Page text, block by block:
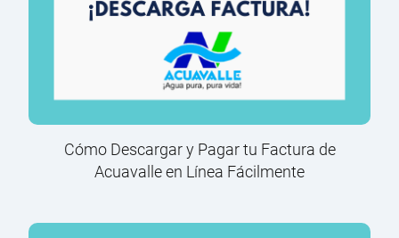
Cómo Descargar y Pagar tu Factura de
Acuavalle en Línea Fácilmente